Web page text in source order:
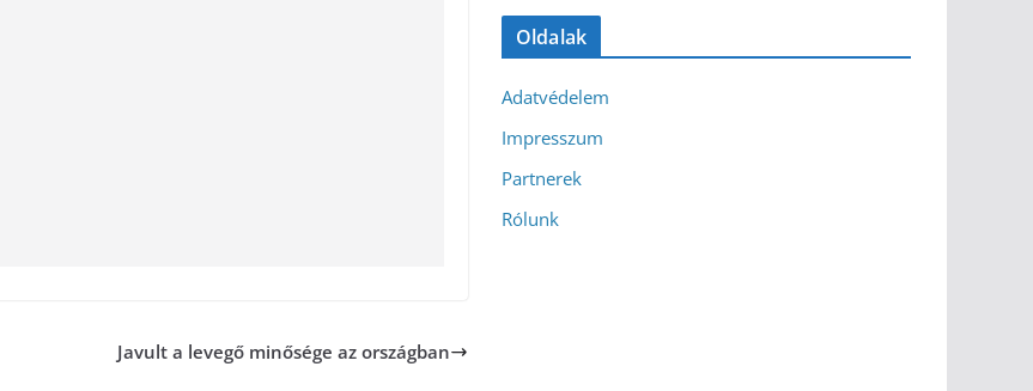
Javult a levegő minősége az országban
Oldalak
Adatvédelem
Impresszum
Partnerek
Rólunk